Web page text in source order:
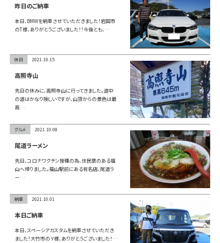
昨日のご納車
本日、BMWを納車させていただきました！岩国市
のT様、ありがとうございました！！今後とも、…
休日 2021.10.15
高照寺山
先日の休みに、高照寺山に行ってきました。道中
の道はかなり険しいですが、山頂からの景色は最
高…
グルメ 2021.10.08
尾道ラーメン
先日、コロナワクチン接種の為、住民票のある福
山へ帰りました。福山駅前にある有名店、尾道ラ
ー…
納車 2021.10.01
本日ご納車
本日、スペーシアカスタムを納車させていただき
ました！大竹市のＹ様、ありがとうございました！…